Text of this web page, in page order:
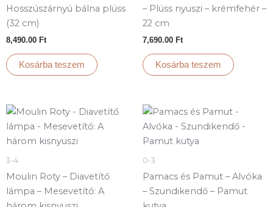
Hosszúszárnyú bálna plüss
(32 cm)
8,490.00 Ft
Kosárba teszem
– Plüss nyuszi – krémfehér –
22 cm
7,690.00 Ft
Kosárba teszem
3-4
Moulin Roty – Diavetítő
lámpa – Mesevetítő: A
0-3
Pamacs és Pamut – Alvóka
– Szundikendő – Pamut